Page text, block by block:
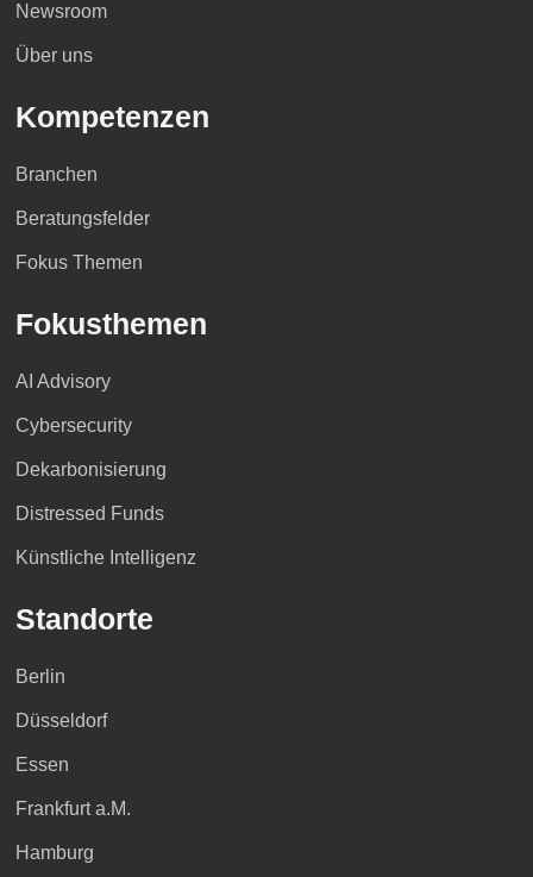
Newsroom
Über uns
Kompetenzen
Branchen
Beratungsfelder
Fokus Themen
Fokusthemen
AI Advisory
Cybersecurity
Dekarbonisierung
Distressed Funds
Künstliche Intelligenz
Standorte
Berlin
Düsseldorf
Essen
Frankfurt a.M.
Hamburg